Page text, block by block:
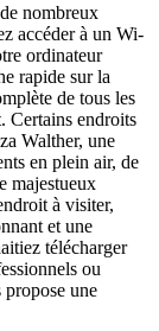
nombreux
accéder à un Wi-
ordinateur
rapide sur la
de tous les
Certains endroits
Walther, une
en plein air, de
majestueux
à visiter,
et une
télécharger
ou
une